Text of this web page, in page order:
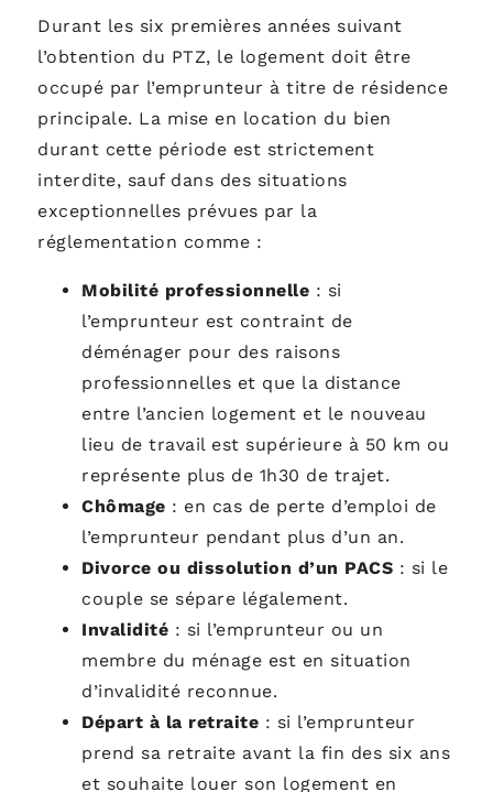
Durant les six premières années suivant
l’obtention du PTZ, le logement doit être
occupé par l’emprunteur à titre de résidence
principale. La mise en location du bien
durant cette période est strictement
interdite, sauf dans des situations
exceptionnelles prévues par la
réglementation comme :
Mobilité professionnelle : si
l’emprunteur est contraint de
déménager pour des raisons
professionnelles et que la distance
entre l’ancien logement et le nouveau
lieu de travail est supérieure à 50 km ou
représente plus de 1h30 de trajet.
Chômage : en cas de perte d’emploi de
l’emprunteur pendant plus d’un an.
Divorce ou dissolution d’un PACS : si le
couple se sépare légalement.
Invalidité : si l’emprunteur ou un
membre du ménage est en situation
d’invalidité reconnue.
Départ à la retraite : si l’emprunteur
prend sa retraite avant la fin des six ans
et souhaite louer son logement en